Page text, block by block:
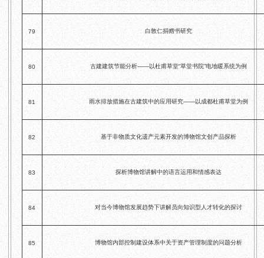
79 白敦仁捐赠书研究
80 古建建筑节能分析——以杜甫草堂“草堂书院”电地暖系统为例
81 雨水排放措施在古建筑中的应用研究——以成都杜甫草堂为例
82 基于非物质文化遗产元素开发的博物馆文创产品探析
83 探析博物馆讲解中的语言运用和情感表达
84 对当今博物馆发展趋势下讲解员向知识型人才转化的探讨
85 博物馆内部控制建设体系中关于资产管理制度的问题分析